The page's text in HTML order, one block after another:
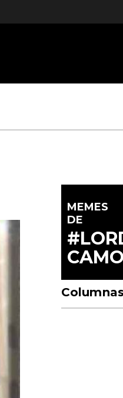
MEMES
DE
Columnas